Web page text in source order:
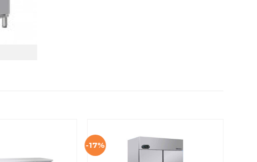
-17%